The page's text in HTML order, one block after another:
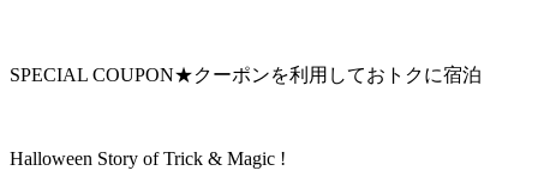
SPECIAL COUPON★クーポンを利用しておトクに宿泊
Halloween Story of Trick & Magic !